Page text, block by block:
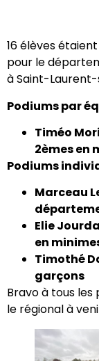
16 élèves
pour le
à Saint-
Podiums par
Timéo
2èmes en
Podiums
Marceau
Elie
en
Timothé
garçons
Bravo à tous les
le régional à